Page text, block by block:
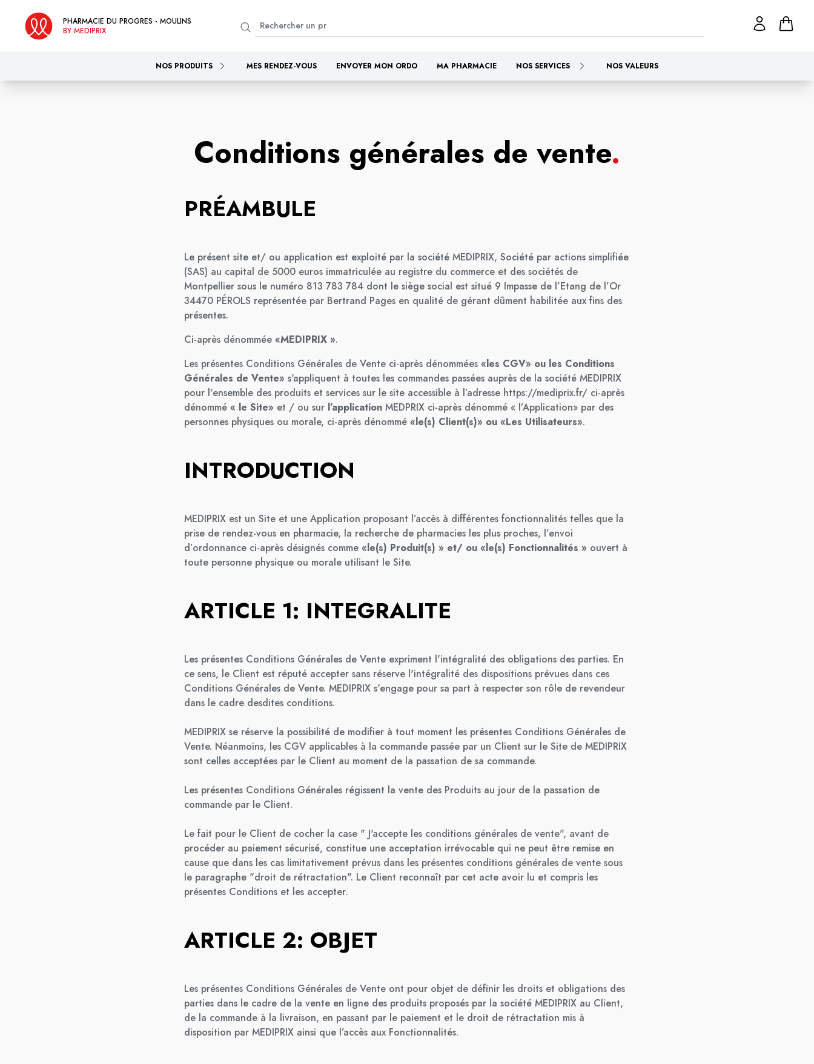
PHARMACIE DU PROGRES - MOULINS
BY MEDIPRIX
NOS PRODUITS MES RENDEZ-VOUS ENVOYER MON ORDO MA PHARMACIE NOS SERVICES NOS VALEURS
Conditions générales de vente.
PRÉAMBULE
Le présent site et/ ou application est exploité par la société MEDIPRIX, Société par actions simplifiée
(SAS) au capital de 5000 euros immatriculée au registre du commerce et des sociétés de
Montpellier sous le numéro 813 783 784 dont le siège social est situé 9 Impasse de l’Etang de l’Or
34470 PÉROLS représentée par Bertrand Pages en qualité de gérant dûment habilitée aux fins des
présentes.
Ci-après dénommée «MEDIPRIX ».
Les présentes Conditions Générales de Vente ci-après dénommées «les CGV» ou les Conditions
Générales de Vente» s'appliquent à toutes les commandes passées auprès de la société MEDIPRIX
pour l'ensemble des produits et services sur le site accessible à l’adresse https://mediprix.fr/ ci-après
dénommé « le Site» et / ou sur l’application MEDPRIX ci-après dénommé « l’Application» par des
personnes physiques ou morale, ci-après dénommé «le(s) Client(s)» ou «Les Utilisateurs».
INTRODUCTION
MEDIPRIX est un Site et une Application proposant l’accès à différentes fonctionnalités telles que la
prise de rendez-vous en pharmacie, la recherche de pharmacies les plus proches, l’envoi
d’ordonnance ci-après désignés comme «le(s) Produit(s) » et/ ou «le(s) Fonctionnalités » ouvert à
toute personne physique ou morale utilisant le Site.
ARTICLE 1: INTEGRALITE
Les présentes Conditions Générales de Vente expriment l'intégralité des obligations des parties. En
ce sens, le Client est réputé accepter sans réserve l'intégralité des dispositions prévues dans ces
Conditions Générales de Vente. MEDIPRIX s'engage pour sa part à respecter son rôle de revendeur
dans le cadre desdites conditions.
MEDIPRIX se réserve la possibilité de modifier à tout moment les présentes Conditions Générales de
Vente. Néanmoins, les CGV applicables à la commande passée par un Client sur le Site de MEDIPRIX
sont celles acceptées par le Client au moment de la passation de sa commande.
Les présentes Conditions Générales régissent la vente des Produits au jour de la passation de
commande par le Client.
Le fait pour le Client de cocher la case " J'accepte les conditions générales de vente", avant de
procéder au paiement sécurisé, constitue une acceptation irrévocable qui ne peut être remise en
cause que dans les cas limitativement prévus dans les présentes conditions générales de vente sous
le paragraphe "droit de rétractation". Le Client reconnaît par cet acte avoir lu et compris les
présentes Conditions et les accepter.
ARTICLE 2: OBJET
Les présentes Conditions Générales de Vente ont pour objet de définir les droits et obligations des
parties dans le cadre de la vente en ligne des produits proposés par la société MEDIPRIX au Client,
de la commande à la livraison, en passant par le paiement et le droit de rétractation mis à
disposition par MEDIPRIX ainsi que l’accès aux Fonctionnalités.